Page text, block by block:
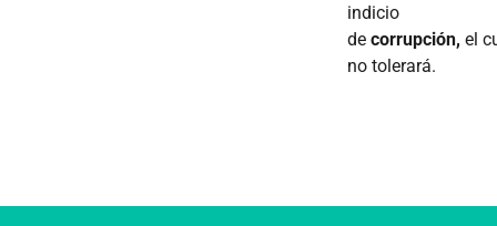
indicio
decorrupción,el
no tolerará.